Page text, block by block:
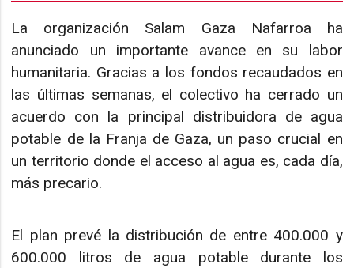
La organización Salam Gaza Nafarroa ha
anunciado un importante avance en su labor
humanitaria. Gracias a los fondos recaudados en
las últimas semanas, el colectivo ha cerrado un
acuerdo con la principal distribuidora de agua
potable de la Franja de Gaza, un paso crucial en
un territorio donde el acceso al agua es, cada día,
más precario.
El plan prevé la distribución de entre 400.000 y
600.000 litros de agua potable durante los